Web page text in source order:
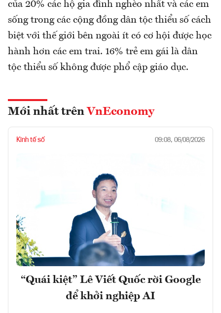
của 20% các hộ gia đình nghèo nhất và các em
sống trong các cộng đồng dân tộc thiểu số cách
biệt với thế giới bên ngoài ít có cơ hội được học
hành hơn các em trai. 16% trẻ em gái là dân
tộc thiểu số không được phổ cập giáo dục.
Mới nhất trên VnEconomy
Kinh tế số 09:08, 06/08/2026
“Quái kiệt” Lê Viết Quốc rời Google
để khởi nghiệp AI